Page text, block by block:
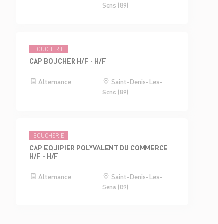
Sens (89)
BOUCHERIE
CAP BOUCHER H/F - H/F
Alternance
Saint-Denis-Les-
Sens (89)
BOUCHERIE
CAP EQUIPIER POLYVALENT DU COMMERCE
H/F - H/F
Alternance
Saint-Denis-Les-
Sens (89)